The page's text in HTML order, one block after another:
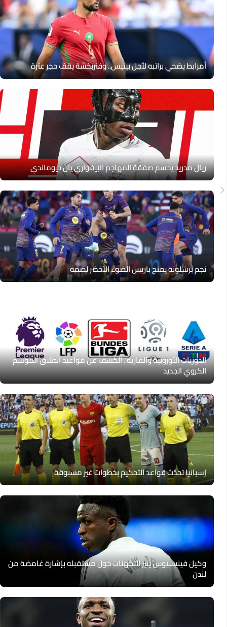
أمرابط يضحي براتبه لأجل بيتيس.. وفنربخشة يقف حجر عثرة
ريال مدريد يحسم صفقة المهاجم الإيفواري يان ديوماندي
نجم برشلونة يمنح باريس الضوء الأخضر لضمه
الدوريات الأوروبية والقارية.. الكشف عن مواعيد انطلاق الموسم
الكروي الجديد
إسبانيا تحدّث قواعد التحكيم بخطوات غير مسبوقة
وكيل فينيسيوس يثير التكهنات حول مستقبله بإشارة غامضة من
لندن